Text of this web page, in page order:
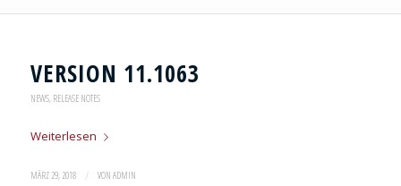
VERSION 11.1063
NEWS, RELEASE NOTES
Weiterlesen
MÄRZ 29, 2018 / VON ADMIN